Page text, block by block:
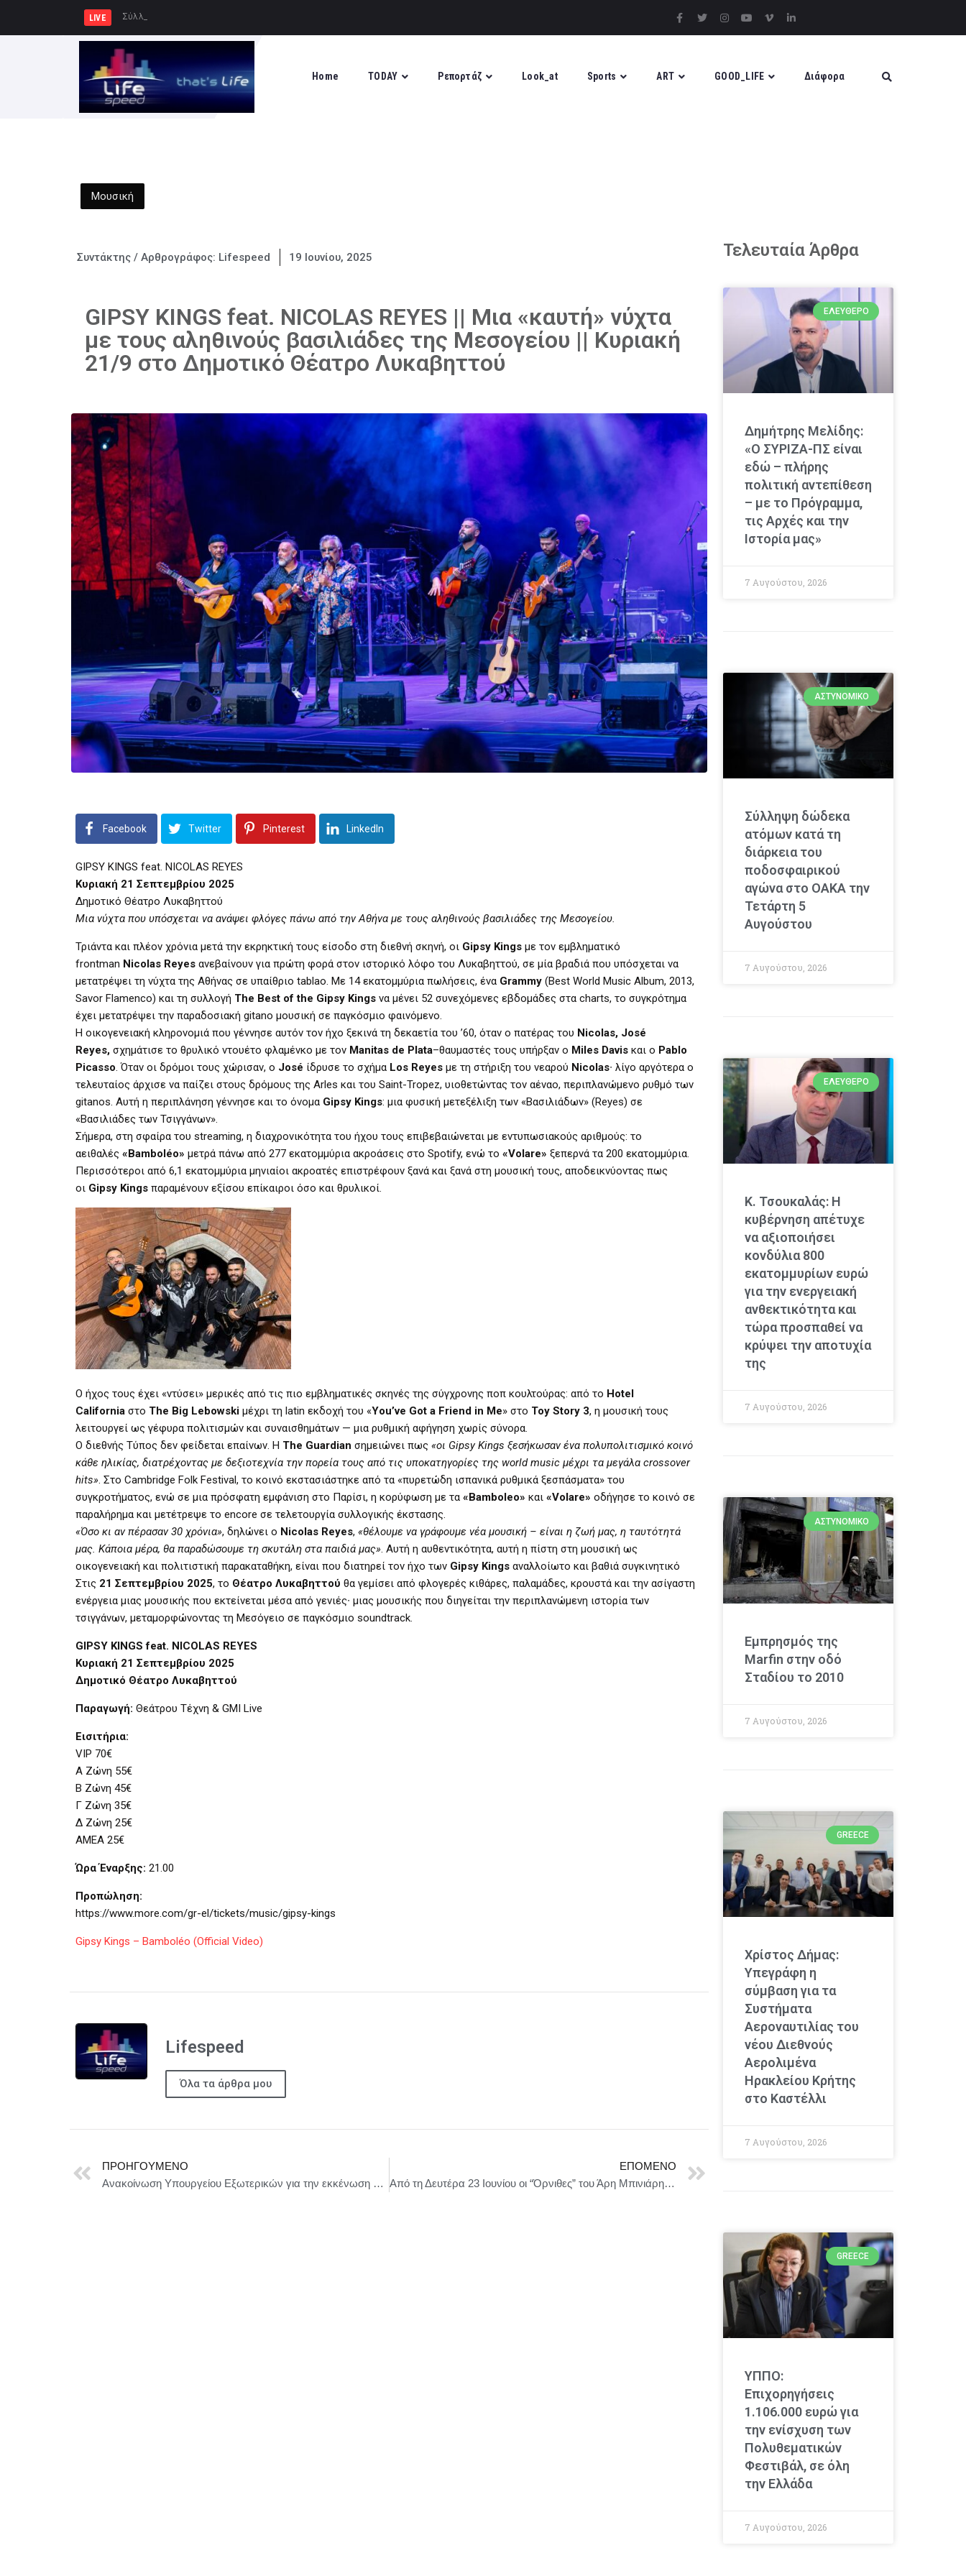
LIVE Σύλληψη δώδεκα ατόμων κατά τη διάρκε
Home TODAY Ρεπορτάζ Look_at Sports ART GOOD_LIFE Διάφορα
Μουσική
Συντάκτης / Αρθρογράφος: Lifespeed 19 Ιουνίου, 2025
GIPSY KINGS feat. NICOLAS REYES || Μια «καυτή» νύχτα
με τους αληθινούς βασιλιάδες της Μεσογείου || Κυριακή
21/9 στο Δημοτικό Θέατρο Λυκαβηττού
Facebook Twitter Pinterest LinkedIn
GIPSY KINGS feat. NICOLAS REYES
Κυριακή 21 Σεπτεμβρίου 2025
Δημοτικό Θέατρο Λυκαβηττού
Μια νύχτα που υπόσχεται να ανάψει φλόγες πάνω από την Αθήνα με τους αληθινούς βασιλιάδες της Μεσογείου.
Τριάντα και πλέον χρόνια μετά την εκρηκτική τους είσοδο στη διεθνή σκηνή, οι Gipsy Kings με τον εμβληματικό
frontman Nicolas Reyes ανεβαίνουν για πρώτη φορά στον ιστορικό λόφο του Λυκαβηττού, σε μία βραδιά που υπόσχεται να
μετατρέψει τη νύχτα της Αθήνας σε υπαίθριο tablao. Με 14 εκατομμύρια πωλήσεις, ένα Grammy (Best World Music Album, 2013,
Savor Flamenco) και τη συλλογή The Best of the Gipsy Kings να μένει 52 συνεχόμενες εβδομάδες στα charts, το συγκρότημα
έχει μετατρέψει την παραδοσιακή gitano μουσική σε παγκόσμιο φαινόμενο.
Η οικογενειακή κληρονομιά που γέννησε αυτόν τον ήχο ξεκινά τη δεκαετία του ’60, όταν ο πατέρας του Nicolas, José
Reyes, σχημάτισε το θρυλικό ντουέτο φλαμένκο με τον Manitas de Plata–θαυμαστές τους υπήρξαν ο Miles Davis και ο Pablo
Picasso. Όταν οι δρόμοι τους χώρισαν, ο José ίδρυσε το σχήμα Los Reyes με τη στήριξη του νεαρού Nicolas∙ λίγο αργότερα ο
τελευταίος άρχισε να παίζει στους δρόμους της Arles και του Saint-Tropez, υιοθετώντας τον αέναο, περιπλανώμενο ρυθμό των
gitanos. Αυτή η περιπλάνηση γέννησε και το όνομα Gipsy Kings: μια φυσική μετεξέλιξη των «Βασιλιάδων» (Reyes) σε
«Βασιλιάδες των Τσιγγάνων».
Σήμερα, στη σφαίρα του streaming, η διαχρονικότητα του ήχου τους επιβεβαιώνεται με εντυπωσιακούς αριθμούς: το
αειθαλές «Bamboléo» μετρά πάνω από 277 εκατομμύρια ακροάσεις στο Spotify, ενώ το «Volare» ξεπερνά τα 200 εκατομμύρια.
Περισσότεροι από 6,1 εκατομμύρια μηνιαίοι ακροατές επιστρέφουν ξανά και ξανά στη μουσική τους, αποδεικνύοντας πως
οι Gipsy Kings παραμένουν εξίσου επίκαιροι όσο και θρυλικοί.
Ο ήχος τους έχει «ντύσει» μερικές από τις πιο εμβληματικές σκηνές της σύγχρονης ποπ κουλτούρας: από το Hotel
California στο The Big Lebowski μέχρι τη latin εκδοχή του «You’ve Got a Friend in Me» στο Toy Story 3, η μουσική τους
λειτουργεί ως γέφυρα πολιτισμών και συναισθημάτων — μια ρυθμική αφήγηση χωρίς σύνορα.
Ο διεθνής Τύπος δεν φείδεται επαίνων. Η The Guardian σημειώνει πως «οι Gipsy Kings ξεσήκωσαν ένα πολυπολιτισμικό κοινό
κάθε ηλικίας, διατρέχοντας με δεξιοτεχνία την πορεία τους από τις υποκατηγορίες της world music μέχρι τα μεγάλα crossover
hits». Στο Cambridge Folk Festival, το κοινό εκστασιάστηκε από τα «πυρετώδη ισπανικά ρυθμικά ξεσπάσματα» του
συγκροτήματος, ενώ σε μια πρόσφατη εμφάνιση στο Παρίσι, η κορύφωση με τα «Bamboleo» και «Volare» οδήγησε το κοινό σε
παραλήρημα και μετέτρεψε το encore σε τελετουργία συλλογικής έκστασης.
«Όσο κι αν πέρασαν 30 χρόνια», δηλώνει ο Nicolas Reyes, «θέλουμε να γράφουμε νέα μουσική – είναι η ζωή μας, η ταυτότητά
μας. Κάποια μέρα, θα παραδώσουμε τη σκυτάλη στα παιδιά μας». Αυτή η αυθεντικότητα, αυτή η πίστη στη μουσική ως
οικογενειακή και πολιτιστική παρακαταθήκη, είναι που διατηρεί τον ήχο των Gipsy Kings αναλλοίωτο και βαθιά συγκινητικό
Στις 21 Σεπτεμβρίου 2025, το Θέατρο Λυκαβηττού θα γεμίσει από φλογερές κιθάρες, παλαμάδες, κρουστά και την ασίγαστη
ενέργεια μιας μουσικής που εκτείνεται μέσα από γενιές∙ μιας μουσικής που διηγείται την περιπλανώμενη ιστορία των
τσιγγάνων, μεταμορφώνοντας τη Μεσόγειο σε παγκόσμιο soundtrack.
GIPSY KINGS feat. NICOLAS REYES
Κυριακή 21 Σεπτεμβρίου 2025
Δημοτικό Θέατρο Λυκαβηττού
Παραγωγή: Θεάτρου Τέχνη & GMI Live
Εισιτήρια:
VIP 70€
Α Ζώνη 55€
Β Ζώνη 45€
Γ Ζώνη 35€
Δ Ζώνη 25€
ΑΜΕΑ 25€
Ώρα Έναρξης: 21.00
Προπώληση:
https://www.more.com/gr-el/tickets/music/gipsy-kings
Gipsy Kings – Bamboléo (Official Video)
Lifespeed
Όλα τα άρθρα μου
ΠΡΟΗΓΟΎΜΕΝΟ
Ανακοίνωση Υπουργείου Εξωτερικών για την εκκένωση Ελλήνων πολιτών από το Ιράν
ΕΠΌΜΕΝΟ
Από τη Δευτέρα 23 Ιουνίου οι “Όρνιθες” του Άρη Μπινιάρη με τον Γιώργο Χρυσοστόμου και τον Οδυσσέα Παπασπηλιόπουλο ανοίγουν ξανά τα φτερά τους!
Τελευταία Άρθρα
ΕΛΕΎΘΕΡΟ
Δημήτρης Μελίδης:
«Ο ΣΥΡΙΖΑ-ΠΣ είναι
εδώ – πλήρης
πολιτική αντεπίθεση
– με το Πρόγραμμα,
τις Αρχές και την
Ιστορία μας»
7 Αυγούστου, 2026
ΑΣΤΥΝΟΜΙΚΌ
Σύλληψη δώδεκα
ατόμων κατά τη
διάρκεια του
ποδοσφαιρικού
αγώνα στο ΟΑΚΑ την
Τετάρτη 5
Αυγούστου
7 Αυγούστου, 2026
ΕΛΕΎΘΕΡΟ
Κ. Τσουκαλάς: Η
κυβέρνηση απέτυχε
να αξιοποιήσει
κονδύλια 800
εκατομμυρίων ευρώ
για την ενεργειακή
ανθεκτικότητα και
τώρα προσπαθεί να
κρύψει την αποτυχία
της
7 Αυγούστου, 2026
ΑΣΤΥΝΟΜΙΚΌ
Εμπρησμός της
Marfin στην οδό
Σταδίου το 2010
7 Αυγούστου, 2026
GREECE
Χρίστος Δήμας:
Υπεγράφη η
σύμβαση για τα
Συστήματα
Αεροναυτιλίας του
νέου Διεθνούς
Αερολιμένα
Ηρακλείου Κρήτης
στο Καστέλλι
7 Αυγούστου, 2026
GREECE
ΥΠΠΟ:
Επιχορηγήσεις
1.106.000 ευρώ για
την ενίσχυση των
Πολυθεματικών
Φεστιβάλ, σε όλη
την Ελλάδα
7 Αυγούστου, 2026